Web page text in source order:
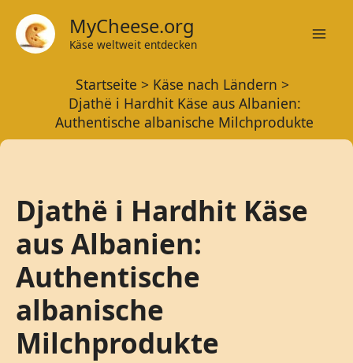
Inhalt
springen
MyCheese.org
Käse weltweit entdecken
Startseite
Käse nach Ländern
Djathë i Hardhit Käse aus Albanien:
Authentische albanische Milchprodukte
Djathë i Hardhit Käse
aus Albanien:
Authentische
albanische
Milchprodukte